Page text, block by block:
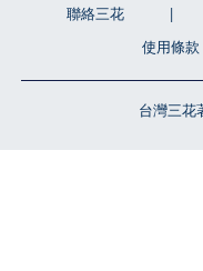
台灣三花
聯絡三花
使用條款